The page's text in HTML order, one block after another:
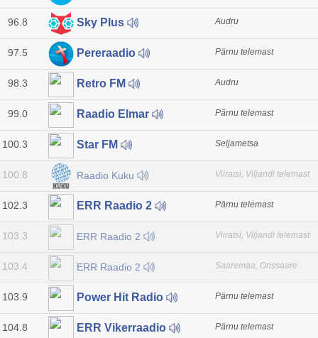
96.8 Sky Plus Audru
97.5 Pereraadio Pärnu telemast
98.3 Retro FM Audru
99.0 Raadio Elmar Pärnu telemast
100.3 Star FM Seljametsa
100.8 Raadio Kuku Viiratsi, Viljandi telemast
102.3 ERR Raadio 2 Pärnu telemast
103.3 ERR Raadio 2 Viiratsi, Viljandi telemast
103.4 ERR Raadio 2 Saaremaa, Orissaare
103.9 Power Hit Radio Pärnu telemast
104.8 ERR Vikerraadio Pärnu telemast